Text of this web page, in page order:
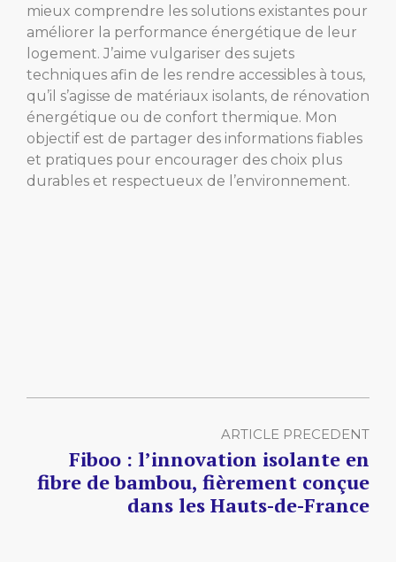
mieux comprendre les solutions existantes pour
améliorer la performance énergétique de leur
logement. J’aime vulgariser des sujets
techniques afin de les rendre accessibles à tous,
qu’il s’agisse de matériaux isolants, de rénovation
énergétique ou de confort thermique. Mon
objectif est de partager des informations fiables
et pratiques pour encourager des choix plus
durables et respectueux de l’environnement.
ARTICLE PRECEDENT
Fiboo : l’innovation isolante en
fibre de bambou, fièrement conçue
dans les Hauts-de-France